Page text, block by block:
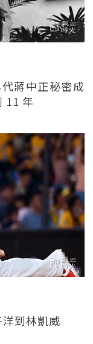
蔣中正秘密成
11 年
到林凱威